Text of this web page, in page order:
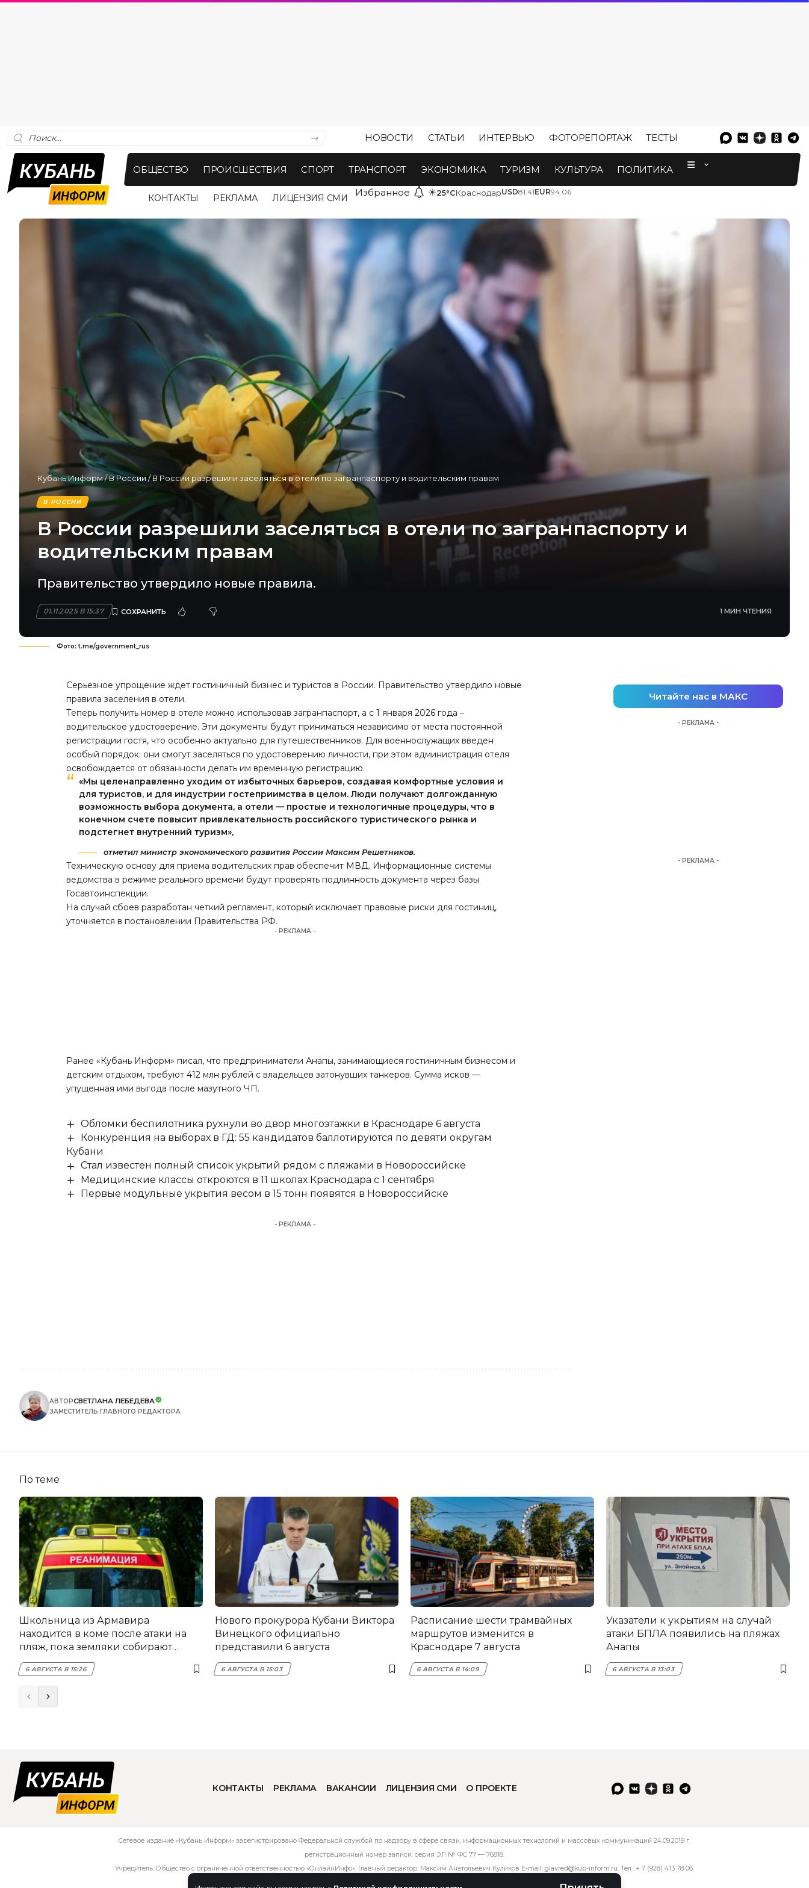
НОВОСТИ СТАТЬИ ИНТЕРВЬЮ ФОТОРЕПОРТАЖ ТЕСТЫ
ОБЩЕСТВО ПРОИСШЕСТВИЯ СПОРТ ТРАНСПОРТ ЭКОНОМИКА ТУРИЗМ КУЛЬТУРА ПОЛИТИКА
КОНТАКТЫ РЕКЛАМА ЛИЦЕНЗИЯ СМИ Избранное ☀25°CКраснодарUSD81.41EUR94.06
Кубань Информ/В России/В России разрешили заселяться в отели по загранпаспорту и водительским правам
В РОССИИ
В России разрешили заселяться в отели по загранпаспорту и
водительским правам
Правительство утвердило новые правила.
01.11.2025 В 15:37 1 МИН ЧТЕНИЯ
Фото: t.me/government_rus
Серьезное упрощение ждет гостиничный бизнес и туристов в России. Правительство утвердило новые
правила заселения в отели.
Теперь получить номер в отеле можно использовав загранпаспорт, а с 1 января 2026 года –
водительское удостоверение. Эти документы будут приниматься независимо от места постоянной
регистрации гостя, что особенно актуально для путешественников. Для военнослужащих введен
особый порядок: они смогут заселяться по удостоверению личности, при этом администрация отеля
освобождается от обязанности делать им временную регистрацию.
«Мы целенаправленно уходим от избыточных барьеров, создавая комфортные условия и
для туристов, и для индустрии гостеприимства в целом. Люди получают долгожданную
возможность выбора документа, а отели — простые и технологичные процедуры, что в
конечном счете повысит привлекательность российского туристического рынка и
подстегнет внутренний туризм»,
отметил министр экономического развития России Максим Решетников.
Техническую основу для приема водительских прав обеспечит МВД. Информационные системы
ведомства в режиме реального времени будут проверять подлинность документа через базы
Госавтоинспекции.
На случай сбоев разработан четкий регламент, который исключает правовые риски для гостиниц,
уточняется в постановлении Правительства РФ.
- РЕКЛАМА -
Ранее «Кубань Информ» писал, что предприниматели Анапы, занимающиеся гостиничным бизнесом и
детским отдыхом, требуют 412 млн рублей с владельцев затонувших танкеров. Сумма исков —
упущенная ими выгода после мазутного ЧП.
Обломки беспилотника рухнули во двор многоэтажки в Краснодаре 6 августа
Конкуренция на выборах в ГД: 55 кандидатов баллотируются по девяти округам
Кубани
Стал известен полный список укрытий рядом с пляжами в Новороссийске
Медицинские классы откроются в 11 школах Краснодара с 1 сентября
Первые модульные укрытия весом в 15 тонн появятся в Новороссийске
- РЕКЛАМА -
АВТОРСВЕТЛАНА ЛЕБЕДЕВА
ЗАМЕСТИТЕЛЬ ГЛАВНОГО РЕДАКТОРА
Читайте нас в МАКС
- РЕКЛАМА -
- РЕКЛАМА -
По теме
Школьница из Армавира
находится в коме после атаки на
пляж, пока земляки собирают
помощь
6 АВГУСТА В 15:26
Нового прокурора Кубани Виктора
Винецкого официально
представили 6 августа
6 АВГУСТА В 15:03
Расписание шести трамвайных
маршрутов изменится в
Краснодаре 7 августа
6 АВГУСТА В 14:09
Указатели к укрытиям на случай
атаки БПЛА появились на пляжах
Анапы
6 АВГУСТА В 13:03
КОНТАКТЫ РЕКЛАМА ВАКАНСИИ ЛИЦЕНЗИЯ СМИ О ПРОЕКТЕ
Сетевое издание «Кубань Информ» зарегистрировано Федеральной службой по надзору в сфере связи, информационных технологий и массовых коммуникаций 24.09.2019 г.
регистрационный номер записи: серия ЭЛ № ФС 77 — 76818.
Учредитель: Общество с ограниченной ответственностью «ОнлайнИнфо». Главный редактор: Максим Анатольевич Куликов E-mail: glavred@kub-inform.ru. Тел.: + 7 (928) 413 78 06.